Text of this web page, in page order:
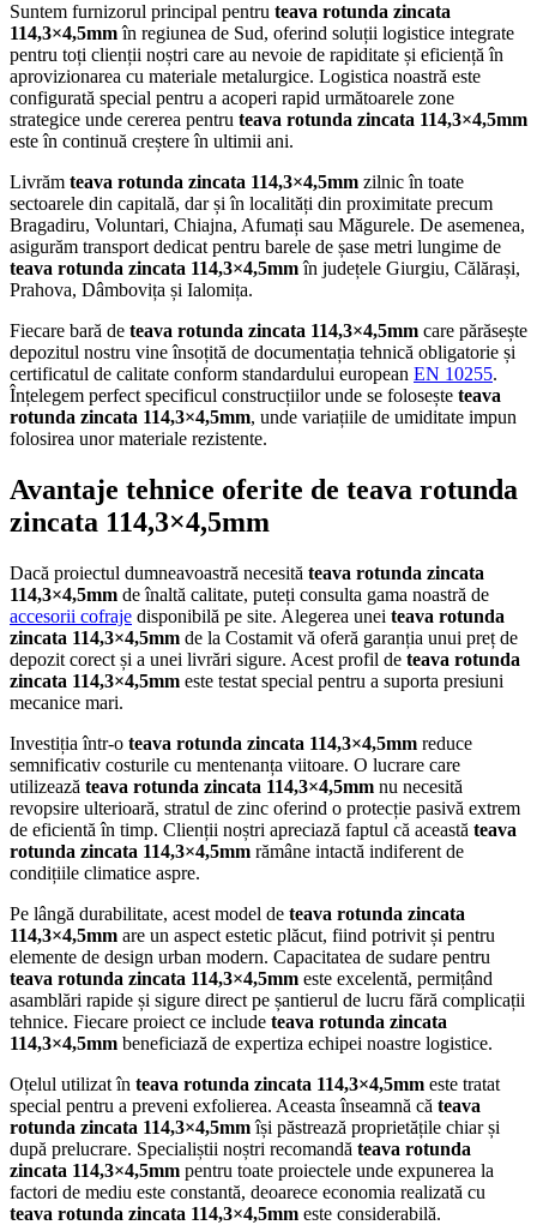
Suntem furnizorul principal pentru teava rotunda zincata
114,3×4,5mmîn regiunea de Sud, oferind soluții logistice integrate
pentru toți clienții noștri care au nevoie de rapiditate și eficiență în
aprovizionarea cu materiale metalurgice. Logistica noastră este
configurată special pentru a acoperi rapid următoarele zone
strategice unde cererea pentru teava rotunda zincata 114,3×4,5mm
este în continuă creștere în ultimii ani.
Livrăm teava rotunda zincata 114,3×4,5mm zilnic în toate
sectoarele din capitală, dar și în localități din proximitate precum
Bragadiru, Voluntari, Chiajna, Afumați sau Măgurele. De asemenea,
asigurăm transport dedicat pentru barele de șase metri lungime de
teava rotunda zincata 114,3×4,5mmîn județele Giurgiu, Călărași,
Prahova, Dâmbovița și Ialomița.
Fiecare bară de teava rotunda zincata 114,3×4,5mm care părăsește
depozitul nostru vine însoțită de documentația tehnică obligatorie și
certificatul de calitate conform standardului european EN 10255.
Înțelegem perfect specificul construcțiilor unde se folosește teava
rotunda zincata 114,3×4,5mm, unde variațiile de umiditate impun
folosirea unor materiale rezistente.
Avantaje tehnice oferite de teava rotunda
zincata 114,3×4,5mm
Dacă proiectul dumneavoastră necesită teava rotunda zincata
114,3×4,5mm de înaltă calitate, puteți consulta gama noastră de
accesorii cofraje disponibilă pe site. Alegerea unei teava rotunda
zincata 114,3×4,5mm de la Costamit vă oferă garanția unui preț de
depozit corect și a unei livrări sigure. Acest profil de teava rotunda
zincata 114,3×4,5mm este testat special pentru a suporta presiuni
mecanice mari.
Investiția într-o teava rotunda zincata 114,3×4,5mm reduce
semnificativ costurile cu mentenanța viitoare. O lucrare care
utilizează teava rotunda zincata 114,3×4,5mm nu necesită
revopsire ulterioară, stratul de zinc oferind o protecție pasivă extrem
de eficientă în timp. Clienții noștri apreciază faptul că această teava
rotunda zincata 114,3×4,5mm rămâne intactă indiferent de
condițiile climatice aspre.
Pe lângă durabilitate, acest model de teava rotunda zincata
114,3×4,5mm are un aspect estetic plăcut, fiind potrivit și pentru
elemente de design urban modern. Capacitatea de sudare pentru
teava rotunda zincata 114,3×4,5mm este excelentă, permițând
asamblări rapide și sigure direct pe șantierul de lucru fără complicații
tehnice. Fiecare proiect ce include teava rotunda zincata
114,3×4,5mm beneficiază de expertiza echipei noastre logistice.
Oțelul utilizat în teava rotunda zincata 114,3×4,5mm este tratat
special pentru a preveni exfolierea. Aceasta înseamnă că teava
rotunda zincata 114,3×4,5mmîși păstrează proprietățile chiar și
după prelucrare. Specialiștii noștri recomandă teava rotunda
zincata 114,3×4,5mm pentru toate proiectele unde expunerea la
factori de mediu este constantă, deoarece economia realizată cu
teava rotunda zincata 114,3×4,5mm este considerabilă.